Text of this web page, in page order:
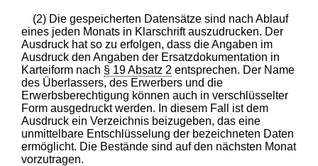
(2) Die gespeicherten Datensätze sind nach Ablauf
eines jeden Monats in Klarschrift auszudrucken. Der
Ausdruck hat so zu erfolgen, dass die Angaben im
Ausdruck den Angaben der Ersatzdokumentation in
Karteiform nach § 19 Absatz 2 entsprechen. Der Name
des Überlassers, des Erwerbers und die
Erwerbsberechtigung können auch in verschlüsselter
Form ausgedruckt werden. In diesem Fall ist dem
Ausdruck ein Verzeichnis beizugeben, das eine
unmittelbare Entschlüsselung der bezeichneten Daten
ermöglicht. Die Bestände sind auf den nächsten Monat
vorzutragen.